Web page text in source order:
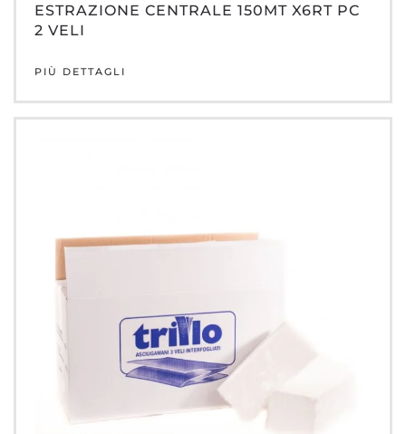
ESTRAZIONE CENTRALE 150MT X6RT PC
2 VELI
PIÙ DETTAGLI